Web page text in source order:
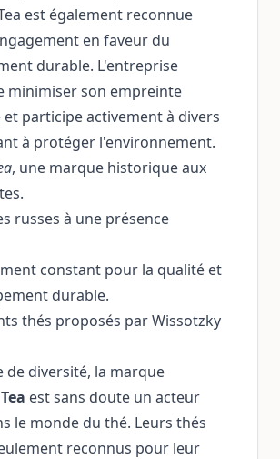
est également reconnue
en faveur du
durable. L'entreprise
minimiser son empreinte
participe activement à divers
à protéger l'environnement.
, une marque historique aux
russes à une présence
constant pour la qualité et
durable.
thés proposés par Wissotzky
de diversité, la marque
est sans doute un acteur
le monde du thé. Leurs thés
reconnus pour leur